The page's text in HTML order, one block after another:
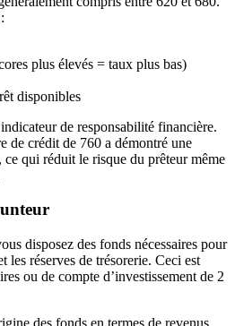
plus élevés = taux plus bas)
disponibles
de responsabilité financière.
de crédit de 760 a démontré une
ce qui réduit le risque du prêteur même
disposez des fonds nécessaires pour
les réserves de trésorerie. Ceci est
ou de compte d’investissement de 2